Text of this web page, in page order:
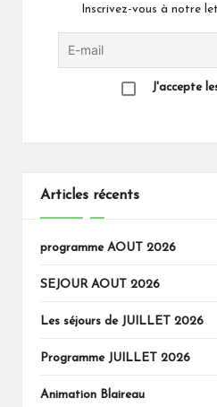
Inscrivez-vous à notre
J'accepte
Articles récents
programme AOUT 2026
SEJOUR AOUT 2026
Les séjours de JUILLET 2026
Programme JUILLET 2026
Animation Blaireau